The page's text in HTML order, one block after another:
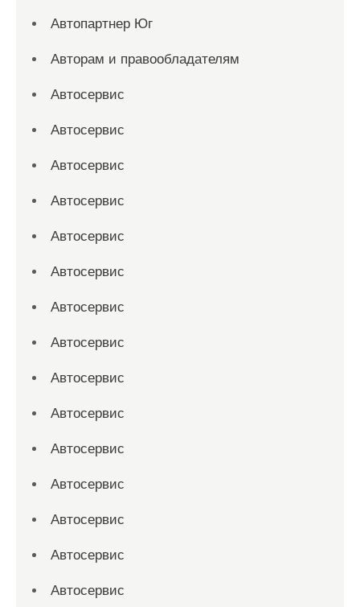
Автопартнер Юг
Авторам и правообладателям
Автосервис
Автосервис
Автосервис
Автосервис
Автосервис
Автосервис
Автосервис
Автосервис
Автосервис
Автосервис
Автосервис
Автосервис
Автосервис
Автосервис
Автосервис